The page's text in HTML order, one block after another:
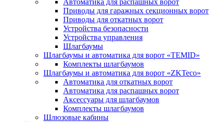
Автоматика для распашных ворот
Приводы для гаражных секционных ворот
Приводы для откатных ворот
Устройства безопасности
Устройства управления
Шлагбаумы
Шлагбаумы и автоматика для ворот «TEMID»
Комплекты шлагбаумов
Шлагбаумы и автоматика для ворот «ZKTeco»
Автоматика для откатных ворот
Автоматика для распашных ворот
Аксессуары для шлагбаумов
Комплекты шлагбаумов
Шлюзовые кабины